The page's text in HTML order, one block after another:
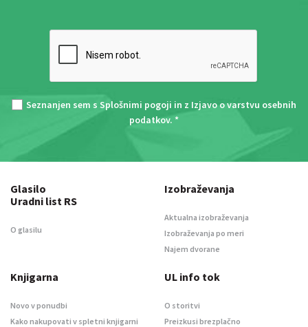
Seznanjen sem s Splošnimi pogoji in z Izjavo o varstvu osebnih
podatkov. *
Glasilo
Uradni list RS
O glasilu
Izobraževanja
Aktualna izobraževanja
Izobraževanja po meri
Najem dvorane
Knjigarna
Novo v ponudbi
Kako nakupovati v spletni knjigarni
UL info tok
O storitvi
Preizkusi brezplačno